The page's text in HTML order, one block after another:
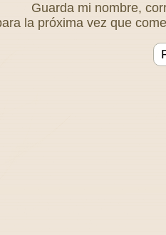
Guarda mi nombre,
la próxima vez que